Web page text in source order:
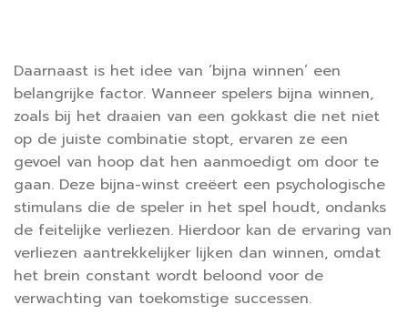
Daarnaast is het idee van ‘bijna winnen’ een
belangrijke factor. Wanneer spelers bijna winnen,
zoals bij het draaien van een gokkast die net niet
op de juiste combinatie stopt, ervaren ze een
gevoel van hoop dat hen aanmoedigt om door te
gaan. Deze bijna-winst creëert een psychologische
stimulans die de speler in het spel houdt, ondanks
de feitelijke verliezen. Hierdoor kan de ervaring van
verliezen aantrekkelijker lijken dan winnen, omdat
het brein constant wordt beloond voor de
verwachting van toekomstige successen.